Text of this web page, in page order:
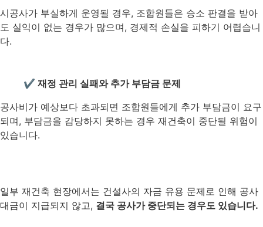
시공사가 부실하게 운영될 경우, 조합원들은 승소 판결을 받아
도 실익이 없는 경우가 많으며, 경제적 손실을 피하기 어렵습니
다.
✔ 재정 관리 실패와 추가 부담금 문제
공사비가 예상보다 초과되면 조합원들에게 추가 부담금이 요구
되며, 부담금을 감당하지 못하는 경우 재건축이 중단될 위험이
있습니다.
일부 재건축 현장에서는 건설사의 자금 유용 문제로 인해 공사
대금이 지급되지 않고, 결국 공사가 중단되는 경우도 있습니다.